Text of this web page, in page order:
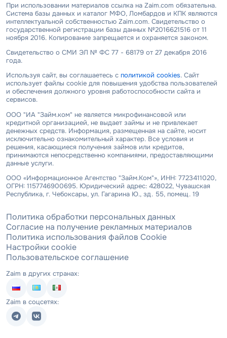
При использовании материалов ссылка на Zaim.com обязательна.
Система базы данных и каталог МФО, Ломбардов и КПК являются
интеллектуальной собственностью Zaim.com. Свидетельство о
государственной регистрации базы данных №2016621516 от 11
ноября 2016. Копирование запрещается и охраняется законом.
Свидетельство о СМИ ЭЛ № ФС 77 - 68179 от 27 декабря 2016
года.
Используя сайт, вы соглашаетесь с политикой cookies. Сайт
использует файлы cookie для повышения удобства пользователей
и обеспечения должного уровня работоспособности сайта и
сервисов.
ООО "ИА "Займ.ком" не является микрофинансовой или
кредитной организацией, не выдает займы и не привлекает
денежных средств. Информация, размещенная на сайте, носит
исключительно ознакомительный характер. Все условия и
решения, касающиеся получения займов или кредитов,
принимаются непосредственно компаниями, предоставляющими
данные услуги.
ООО «Информационное Агентство "Займ.Ком"», ИНН: 7723411020,
ОГРН: 1157746900695. Юридический адрес: 428022, Чувашская
Республика, г. Чебоксары, ул. Гагарина Ю., зд. 55, помещ. 19
Политика обработки персональных данных
Согласие на получение рекламных материалов
Политика использования файлов Cookie
Настройки cookie
Пользовательское соглашение
Zaim в других странах:
Zaim в соцсетях: